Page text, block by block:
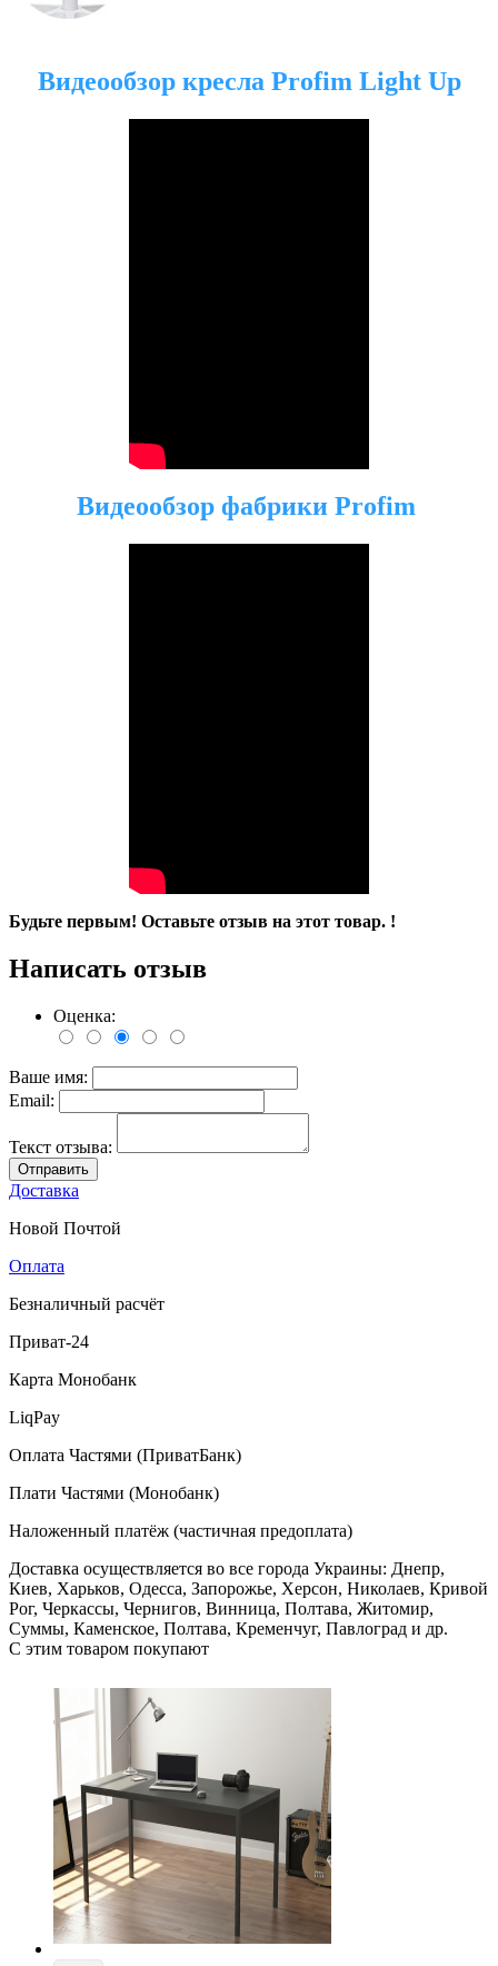
Видеообзор кресла Profim Light Up
Видеообзор фабрики Profim
Будьте первым! Оставьте отзыв на этот товар. !
Написать отзыв
Оценка:
Ваше имя:
Email:
Текст отзыва:
Отправить
Доставка
Новой Почтой
Оплата
Безналичный расчёт
Приват-24
Карта Монобанк
LiqPay
Оплата Частями (ПриватБанк)
Плати Частями (Монобанк)
Наложенный платёж (частичная предоплата)
Доставка осуществляется во все города Украины: Днепр,
Киев, Харьков, Одесса, Запорожье, Херсон, Николаев, Кривой
Рог, Черкассы, Чернигов, Винница, Полтава, Житомир,
Суммы, Каменское, Полтава, Кременчуг, Павлоград и др.
С этим товаром покупают